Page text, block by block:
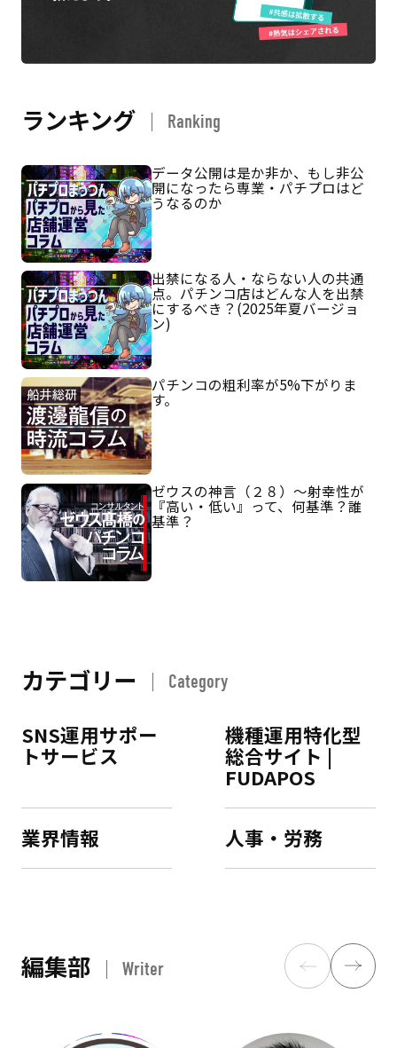
ランキング Ranking
データ公開は是か非か、もし非公
開になったら専業・パチプロはど
うなるのか
出禁になる人・ならない人の共通
点。パチンコ店はどんな人を出禁
にするべき？(2025年夏バージョ
ン)
パチンコの粗利率が5%下がりま
す。
ゼウスの神言（２８）～射幸性が
『高い・低い』って、何基準？誰
基準？
カテゴリー Category
SNS運用サポー
トサービス
機種運用特化型
総合サイト |
FUDAPOS
業界情報 人事・労務
編集部 Writer